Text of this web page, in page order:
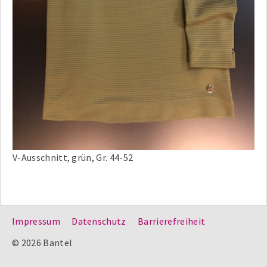
V-Ausschnitt, grün, Gr. 44-52
Impressum Datenschutz
Barrierefreiheit
© 2026 Bantel